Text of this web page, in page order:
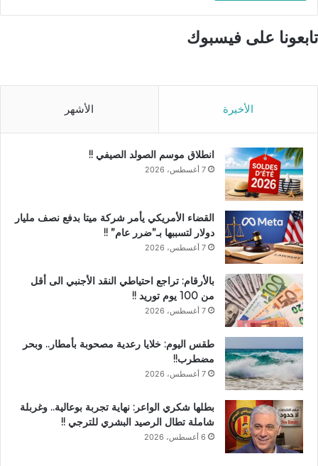
تابعونا على فيسبوك
الأخيرة الأشهر
انطلاق موسم الصولد الصيفي !!
7 أغسطس، 2026
القضاء الأمريكي يأمر شركة ميتا بدفع نصف مليار
دولار لتسببها بـ”ضرر عام” !!
7 أغسطس، 2026
بالأرقام: تراجع احتياطي النقد الأجنبي الى أقل
من 100 يوم توريد !!
7 أغسطس، 2026
طقس اليوم: خلايا رعدية مصحوبة بأمطار.. وبحر
مضطرب!!
7 أغسطس، 2026
بطلها شكري الواعر: نهاية تجربة بوعالية.. وغربلة
شاملة تطال الرصيد البشري للترجي !!
6 أغسطس، 2026